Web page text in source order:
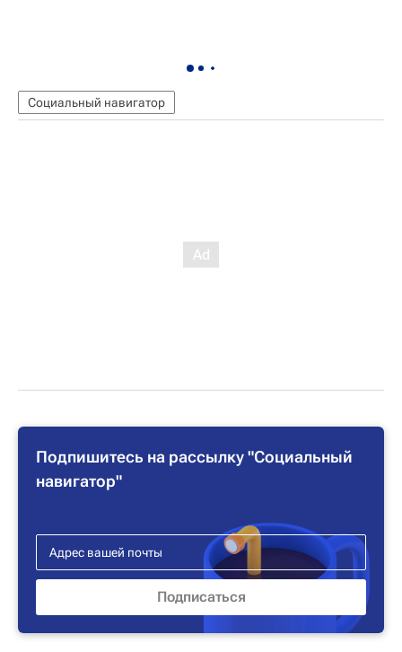
Социальный навигатор
Подпишитесь на рассылку "Социальный
навигатор"